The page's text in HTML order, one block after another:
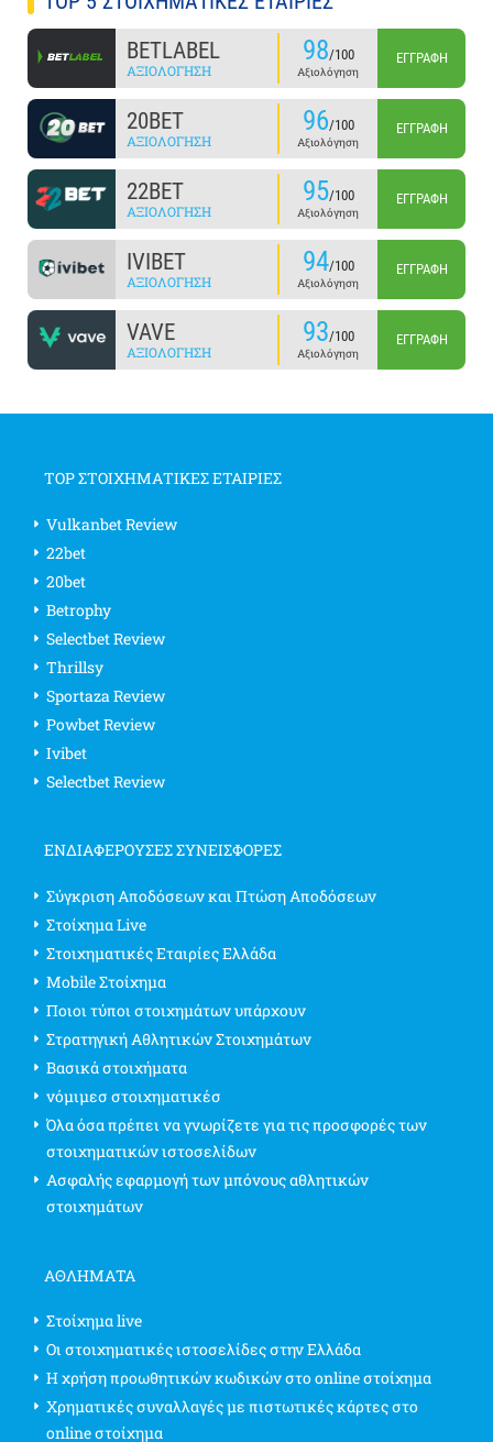
BETLABEL
ΑΞΙΟΛΌΓΗΣΗ
98/100
Αξιολόγηση
ΕΓΓΡΑΦΉ
20BET
ΑΞΙΟΛΌΓΗΣΗ
96/100
Αξιολόγηση
ΕΓΓΡΑΦΉ
22BET
ΑΞΙΟΛΌΓΗΣΗ
95/100
Αξιολόγηση
ΕΓΓΡΑΦΉ
IVIBET
ΑΞΙΟΛΌΓΗΣΗ
94/100
Αξιολόγηση
ΕΓΓΡΑΦΉ
VAVE
ΑΞΙΟΛΌΓΗΣΗ
93/100
Αξιολόγηση
ΕΓΓΡΑΦΉ
TOP ΣΤΟΙΧΗΜΑΤΙΚΕΣ ΕΤΑΙΡΙΕΣ
Vulkanbet Review
22bet
20bet
Betrophy
Selectbet Review
Thrillsy
Sportaza Review
Powbet Review
Ivibet
Selectbet Review
ΕΝΔΙΑΦΈΡΟΥΣΕΣ ΣΥΝΕΙΣΦΟΡΈΣ
Σύγκριση Αποδόσεων και Πτώση Αποδόσεων
Στοίχημα Live
Στοιχηματικές Εταιρίες Ελλάδα
Mobile Στοίχημα
Ποιοι τύποι στοιχημάτων υπάρχουν
Στρατηγική Αθλητικών Στοιχημάτων
Βασικά στοιχήματα
νόμιμεσ στοιχηματικέσ
Όλα όσα πρέπει να γνωρίζετε για τις προσφορές των
στοιχηματικών ιστοσελίδων
Ασφαλής εφαρμογή των μπόνους αθλητικών
στοιχημάτων
ΑΘΛΗΜΑΤΑ
Στοίχημα live
Οι στοιχηματικές ιστοσελίδες στην Ελλάδα
Η χρήση προωθητικών κωδικών στο online στοίχημα
Χρηματικές συναλλαγές με πιστωτικές κάρτες στο
online στοίχημα